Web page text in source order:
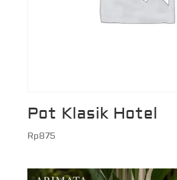
Pot Klasik Hotel
Rp875